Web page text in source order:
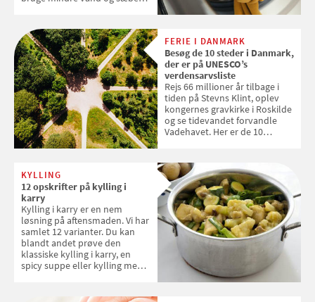
enkle råd til at spare penge på
tøjvasken
FERIE I DANMARK
Besøg de 10 steder i Danmark,
der er på UNESCO’s
verdensarvsliste
Rejs 66 millioner år tilbage i
tiden på Stevns Klint, oplev
kongernes gravkirke i Roskilde
og se tidevandet forvandle
Vadehavet. Her er de 10
KYLLING
12 opskrifter på kylling i
karry
Kylling i karry er en nem
løsning på aftensmaden. Vi har
samlet 12 varianter. Du kan
blandt andet prøve den
klassiske kylling i karry, en
spicy suppe eller kylling med